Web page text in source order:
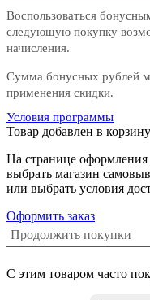
Воспользоваться
следующую покупку
начисления.
Сумма бонусных рублей
применения скидки.
Условия программы
Товар добавлен в корзину
На странице оформления
выбрать магазин
или выбрать условия
Оформить заказ
Продолжить покупки
С этим товаром часто